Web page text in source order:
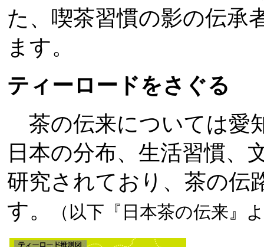
た、喫茶習慣の影の伝承
ます。
ティーロードをさぐる
茶の伝来については愛
日本の分布、生活習慣、
研究されており、茶の伝
す。
（以下『日本茶の伝来』